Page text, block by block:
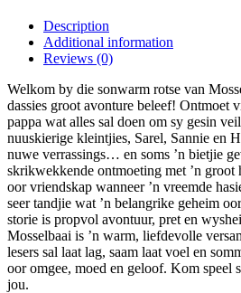
multiple
variants.
The
may
be
chosen
on
the
product
page
Description
Additional information
Reviews (0)
Welkom by die sonwarm rotse van
dassies groot avonture beleef! Ontmoet
pappa wat alles sal doen om sy gesin
nuuskierige kleintjies, Sarel, Sannie en
nuwe verrassings… en soms ’n bietjie
skrikwekkende ontmoeting met ’n groot
oor vriendskap wanneer ’n vreemde
seer tandjie wat ’n belangrike geheim
storie is propvol avontuur, pret en
Mosselbaai is ’n warm, liefdevolle
lesers sal laat lag, saam laat voel en
oor omgee, moed en geloof. Kom speel
jou.